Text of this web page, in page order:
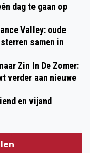
dag te gaan op
Valley: oude
samen in
Zin In De Zomer:
verder aan nieuwe
en vijand